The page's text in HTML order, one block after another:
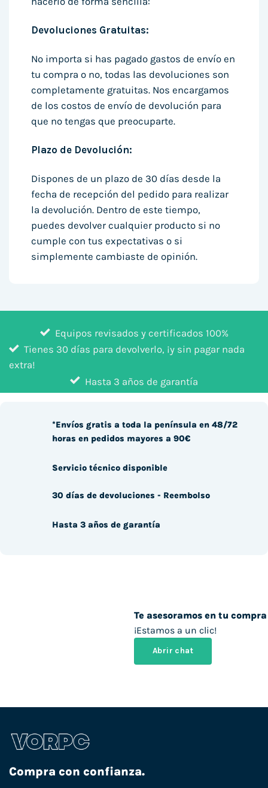
Devoluciones Gratuitas:
No importa si has pagado gastos de envío en
tu compra o no, todas las devoluciones son
completamente gratuitas. Nos encargamos
de los costos de envío de devolución para
que no tengas que preocuparte.
Plazo de Devolución:
Dispones de un plazo de 30 días desde la
fecha de recepción del pedido para realizar
la devolución. Dentro de este tiempo,
puedes devolver cualquier producto si no
cumple con tus expectativas o si
simplemente cambiaste de opinión.
Equipos revisados y certificados 100%
Tienes 30 días para devolverlo, ¡y sin pagar nada
extra!
Hasta 3 años de garantía
Te asesoramos en tu compra
¡Estamos a un clic!
Abrir chat
*Envíos gratis a toda la península en 48/72
horas en pedidos mayores a 90€
Servicio técnico disponible
30 días de devoluciones - Reembolso
Hasta 3 años de garantía
Compra con confianza.